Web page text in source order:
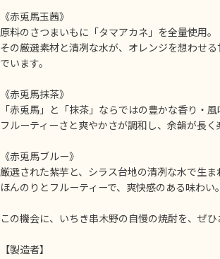
《赤兎馬玉茜》
原料のさつまいもに「タマアカネ」を全量使用。
その厳選素材と清冽な水が、オレンジを想わせ
でいます。
《赤兎馬抹茶》
「赤兎馬」と「抹茶」ならではの豊かな香り・風
フルーティーさと爽やかさが調和し、余韻が長く
《赤兎馬ブルー》
厳選された紫芋と、シラス台地の清冽な水で生ま
ほんのりとフルーティーで、爽快感のある味わい。
この機会に、いちき串木野の自慢の焼酎を、ぜひ
【製造者】